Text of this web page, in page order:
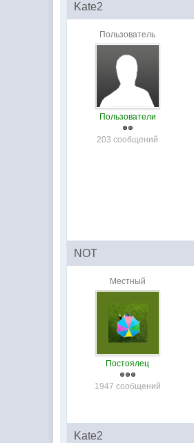
Kate2
Пользователь
Пользователи
203 сообщений
NOT
Местный
Постоялец
1947 сообщений
Kate2